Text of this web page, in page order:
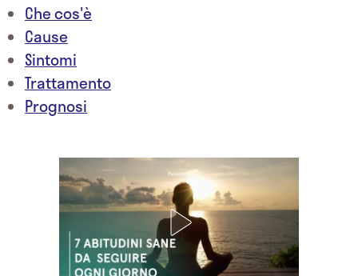
Che cos'è
Cause
Sintomi
Trattamento
Prognosi